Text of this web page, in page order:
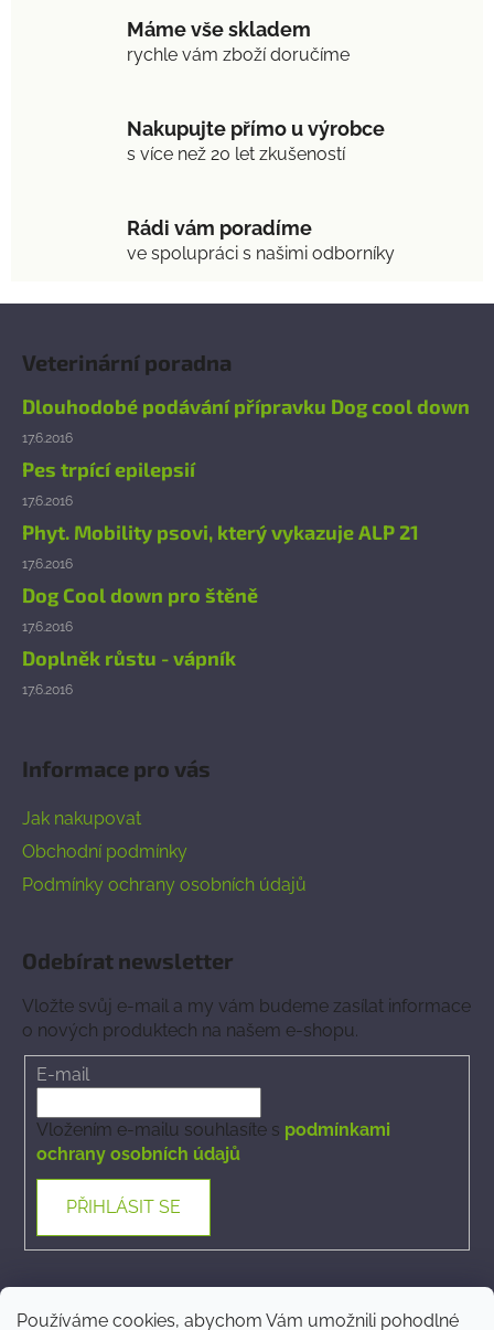
Používáme cookies, abychom Vám umožnili pohodlné
p
r
y
v
i
s
Máme vše skladem
rychle vám zboží doručíme
Nakupujte přímo u výrobce
s více než 20 let zkušeností
Rádi vám poradíme
ve spolupráci s našimi odborníky
Veterinární poradna
Dlouhodobé podávání přípravku Dog cool down
17.6.2016
Pes trpící epilepsií
17.6.2016
Phyt. Mobility psovi, který vykazuje ALP 21
17.6.2016
Dog Cool down pro štěně
17.6.2016
Doplněk růstu - vápník
17.6.2016
Informace pro vás
Jak nakupovat
Obchodní podmínky
Podmínky ochrany osobních údajů
Odebírat newsletter
Vložte svůj e-mail a my vám budeme zasílat informace
o nových produktech na našem e-shopu.
E-mail
Vložením e-mailu souhlasíte s podmínkami
ochrany osobních údajů
PŘIHLÁSIT SE
Kontakt